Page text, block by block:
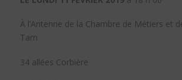
À l’Antenne de la Chambre de Métiers et
Tarn
34 allées Corbière